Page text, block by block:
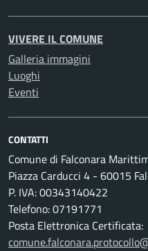
VIVERE IL COMUNE
Galleria immagini
Luoghi
Eventi
CONTATTI
Comune di Falconara
Piazza Carducci 4 - 60015
P. IVA: 00343140422
Telefono: 07191771
Posta Elettronica Certificata: